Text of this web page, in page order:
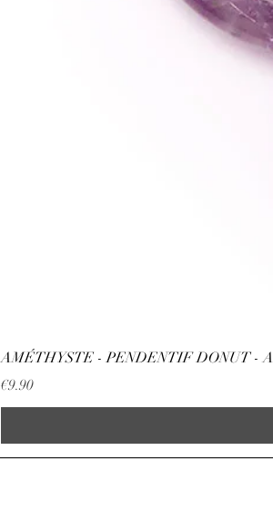
AMÉTHYSTE - PENDENTIF DONUT - A
Price
€9.90